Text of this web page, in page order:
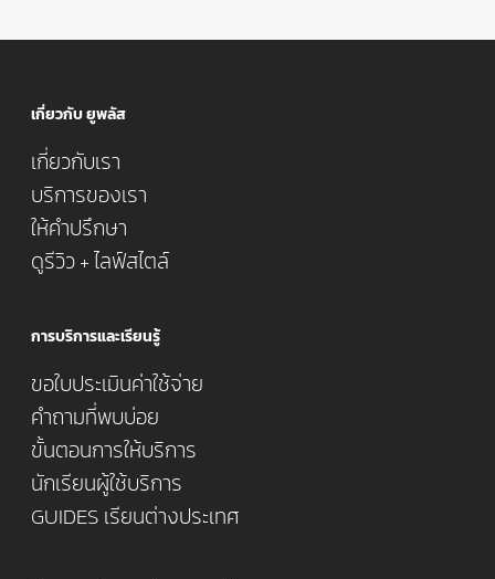
เกี่ยวกับ ยูพลัส
เกี่ยวกับเรา
บริการของเรา
ให้คำปรึกษา
ดูรีวิว + ไลฟ์สไตล์
การบริการและเรียนรู้
ขอใบประเมินค่าใช้จ่าย
คำถามที่พบบ่อย
ขั้นตอนการให้บริการ
นักเรียนผู้ใช้บริการ
GUIDES เรียนต่างประเทศ